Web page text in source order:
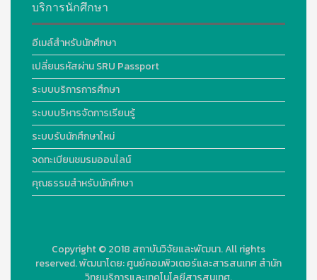
บริการนักศึกษา
อีเมล์สำหรับนักศึกษา
เปลี่ยนรหัสผ่าน SRU Passport
ระบบบริการการศึกษา
ระบบบริหารจัดการเรียนรู้
ระบบรับนักศึกษาใหม่
จดทะเบียนชมรมออนไลน์
คุณธรรมสำหรับนักศึกษา
Copyright © 2018 สถาบันวิจัยและพัฒนา. All rights
reserved.พัฒนาโดย:ศูนย์คอมพิวเตอร์และสารสนเทศ สำนัก